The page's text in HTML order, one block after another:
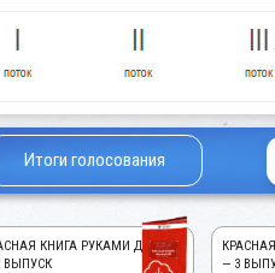
Итоги голосования
КНИГА РУКАМИ ДЕТЕЙ!
ВЫПУСК
— 3